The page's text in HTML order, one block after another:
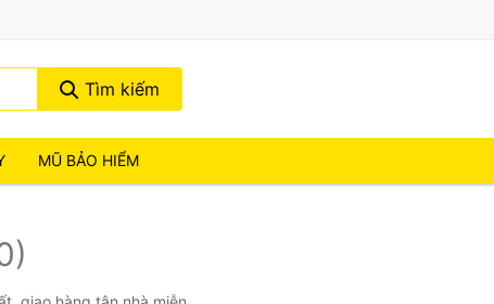
Tìm kiếm
MŨ BẢO HIỂM